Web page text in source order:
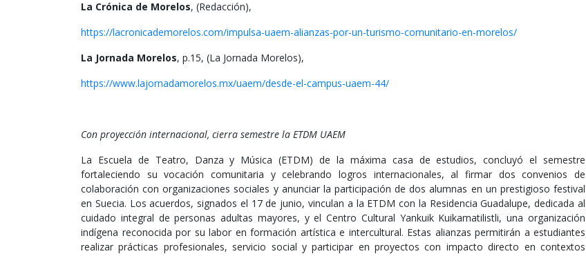
La Crónica de Morelos, (Redacción),
https://lacronicademorelos.com/impulsa-uaem-alianzas-por-un-turismo-comunitario-en-morelos/
La Jornada Morelos, p.15, (La Jornada Morelos),
https://www.lajornadamorelos.mx/uaem/desde-el-campus-uaem-44/
Con proyección internacional, cierra semestre la ETDM UAEM
La Escuela de Teatro, Danza y Música (ETDM) de la máxima casa de estudios, concluyó el semestre
fortaleciendo su vocación comunitaria y celebrando logros internacionales, al firmar dos convenios de
colaboración con organizaciones sociales y anunciar la participación de dos alumnas en un prestigioso festival
en Suecia. Los acuerdos, signados el 17 de junio, vinculan a la ETDM con la Residencia Guadalupe, dedicada al
cuidado integral de personas adultas mayores, y el Centro Cultural Yankuik Kuikamatilistli, una organización
indígena reconocida por su labor en formación artística e intercultural. Estas alianzas permitirán a estudiantes
realizar prácticas profesionales, servicio social y participar en proyectos con impacto directo en contextos